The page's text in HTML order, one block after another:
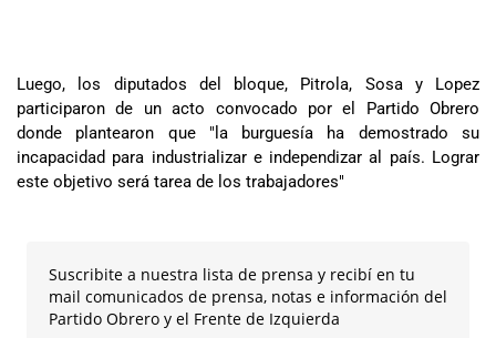
Luego, los diputados del bloque, Pitrola, Sosa y Lopez
participaron de un acto convocado por el Partido Obrero
donde plantearon que "la burguesía ha demostrado su
incapacidad para industrializar e independizar al país. Lograr
este objetivo será tarea de los trabajadores"
Suscribite a nuestra lista de prensa y recibí en tu
mail comunicados de prensa, notas e información del
Partido Obrero y el Frente de Izquierda